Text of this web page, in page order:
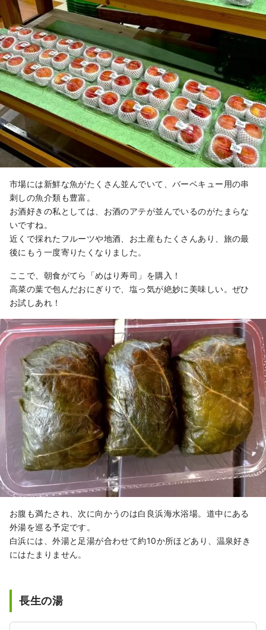
市場には新鮮な魚がたくさん並んでいて、バーベキュー用の串
刺しの魚介類も豊富。
お酒好きの私としては、お酒のアテが並んでいるのがたまらな
いですね。
近くで採れたフルーツや地酒、お土産もたくさんあり、旅の最
後にもう一度寄りたくなりました。
ここで、朝食がてら「めはり寿司」を購入！
高菜の葉で包んだおにぎりで、塩っ気が絶妙に美味しい。ぜひ
お試しあれ！
お腹も満たされ、次に向かうのは白良浜海水浴場。道中にある
外湯を巡る予定です。
白浜には、外湯と足湯が合わせて約10か所ほどあり、温泉好き
にはたまりません。
長生の湯